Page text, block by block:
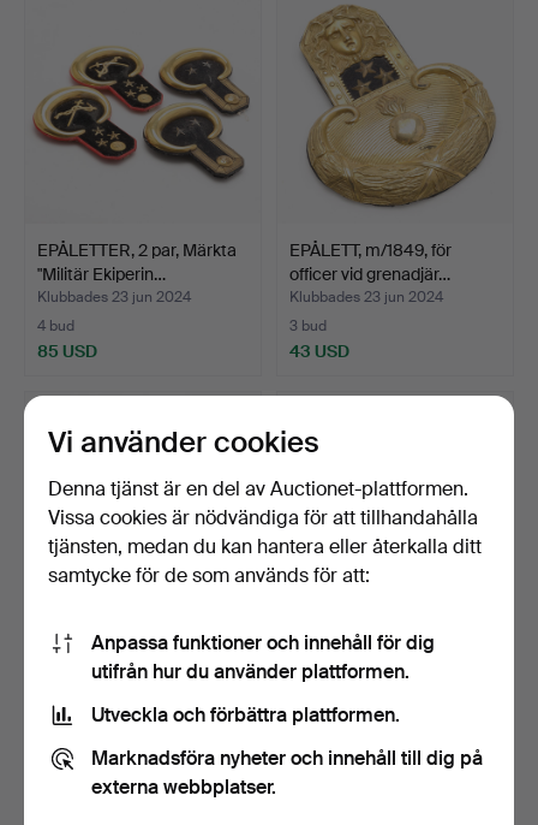
EPÅLETTER, 2 par, Märkta
"Militär Ekiperin…
Klubbades 23 jun 2024
4 bud
85 USD
EPÅLETT, m/1849, för
officer vid grenadjär…
Klubbades 23 jun 2024
3 bud
43 USD
EPÅLETTER, ett par, kapten
vid 1/2:a livgr…
Klubbades 23 jun 2024
4 bud
83 USD
UNIFORMSMÖSSOR, 5 st,
olika modeller.
21 bud
196 USD
Vi använder cookies
Denna tjänst är en del av Auctionet-plattformen.
Vissa cookies är nödvändiga för att tillhandahålla
tjänsten, medan du kan hantera eller återkalla ditt
samtycke för de som används för att:
Anpassa funktioner och innehåll för dig
utifrån hur du använder plattformen.
Utveckla och förbättra plattformen.
Marknadsföra nyheter och innehåll till dig på
externa webbplatser.